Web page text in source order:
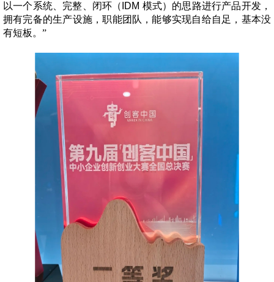
以一个系统、完整、闭环（ IDM 模式）的思路进行产品开发，
拥有完备的生产设施，职能团队，能够实现自给自足，基本没
有短板。”